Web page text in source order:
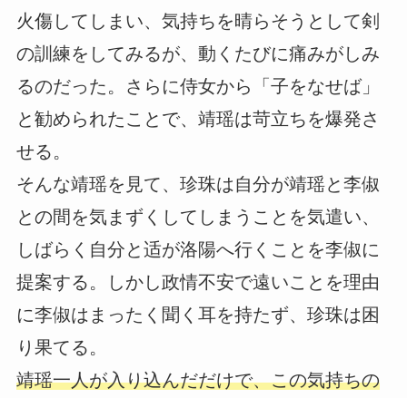
火傷してしまい、気持ちを晴らそうとして剣
の訓練をしてみるが、動くたびに痛みがしみ
るのだった。さらに侍女から「子をなせば」
と勧められたことで、靖瑶は苛立ちを爆発さ
せる。
そんな靖瑶を見て、珍珠は自分が靖瑶と李俶
との間を気まずくしてしまうことを気遣い、
しばらく自分と适が洛陽へ行くことを李俶に
提案する。しかし政情不安で遠いことを理由
に李俶はまったく聞く耳を持たず、珍珠は困
り果てる。
靖瑶一人が入り込んだだけで、この気持ちの